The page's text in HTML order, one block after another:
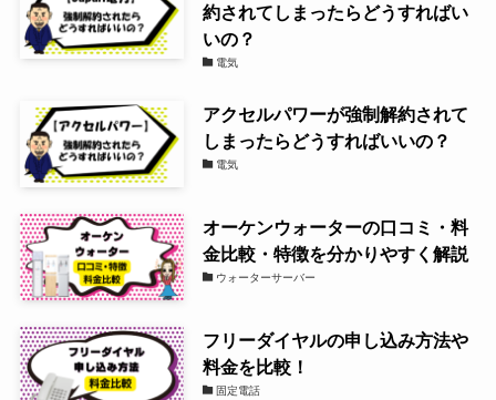
約されてしまったらどうすればい
いの？
電気
アクセルパワーが強制解約されて
しまったらどうすればいいの？
電気
オーケンウォーターの口コミ・料
金比較・特徴を分かりやすく解説
ウォーターサーバー
フリーダイヤルの申し込み方法や
料金を比較！
固定電話